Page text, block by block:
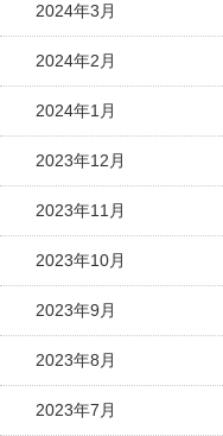
2024年3月
2024年2月
2024年1月
2023年12月
2023年11月
2023年10月
2023年9月
2023年8月
2023年7月